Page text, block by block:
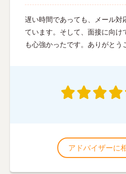
遅い時間であっても、メール対
ています。そして、面接に向け
も心強かったです。ありがとう
アドバイザーに